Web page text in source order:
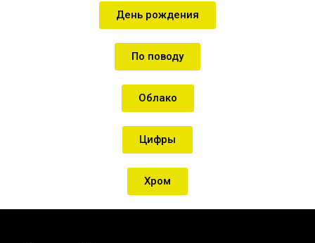
День рождения
По поводу
Облако
Цифры
Хром